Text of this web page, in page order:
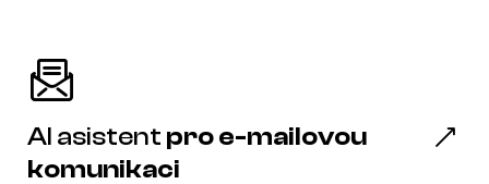
AI asistent pro e-mailovou
komunikaci